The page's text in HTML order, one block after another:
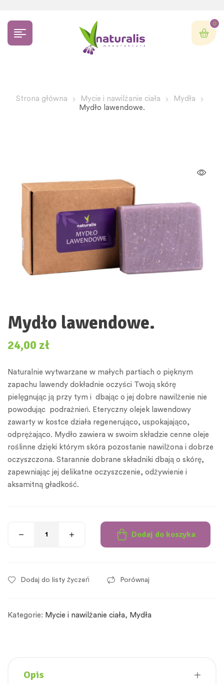
0
Strona główna Mycie i nawilżanie ciała
Mydła
Mydło lawendowe.
Mydło lawendowe.
24,00 zł
Naturalnie wytwarzane w małych partiach o pięknym
zapachu lawendy dokładnie oczyści Twoją skórę
pielęgnując ją przy tym i dbając o jej dobre nawilżenie nie
powodując podrażnień. Eteryczny olejek lawendowy
zawarty w kostce działa regenerująco, uspokajająco,
odprężająco. Mydło zawiera w swoim składzie cenne oleje
roślinne dzięki którym skóra pozostanie nawilżona i dobrze
oczyszczona. Starannie dobrane składniki dbają o skórę,
zapewniając jej delikatne oczyszczenie, odżywienie i
aksamitną gładkość.
Dodaj do koszyka
Dodaj do listy życzeń Porównaj
Kategorie: Mycie i nawilżanie ciała, Mydła
Opis